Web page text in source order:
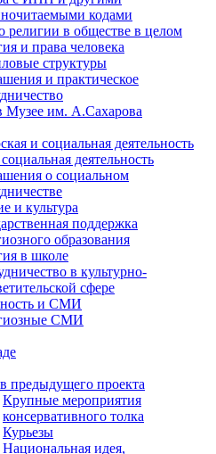
кодами
религии в обществе в целом
и права человека
структуры
и практическое
Музее им. А.Сахарова
и социальная деятельность
деятельность
о социальном
и культура
поддержка
образования
в школе
в культурно-
сфере
и СМИ
СМИ
предыдущего проекта
Крупные мероприятия
консервативного толка
Курьезы
Национальная идея,